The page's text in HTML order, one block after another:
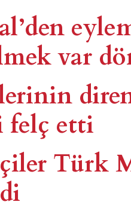
var
felç etti
Türk